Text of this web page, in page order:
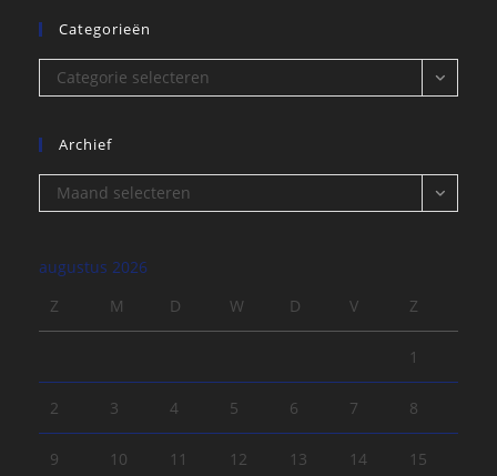
Categorieën
Categorieën
Categorie selecteren
Archief
Archief
Maand selecteren
augustus 2026
Z
M D W D V Z
1
2 3 4 5 6 7 8
9 10 11 12 13 14 15